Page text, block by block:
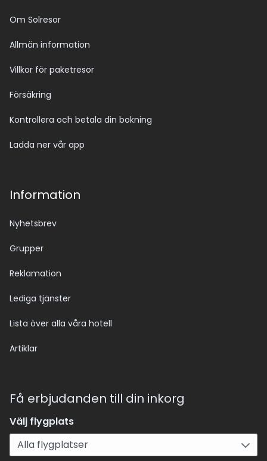
Om Solresor
Allmän information
Villkor för paketresor
Försäkring
Kontrollera och betala din bokning
Ladda ner vår app
Information
Nyhetsbrev
Grupper
Reklamation
Lediga tjänster
Lista över alla våra hotell
Artiklar
Få erbjudanden till din inkorg
Välj flygplats